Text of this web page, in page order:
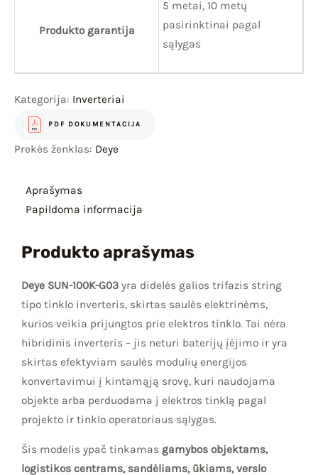
Produkto garantija
5 metai, 10 metų
pasirinktinai pagal
sąlygas
Kategorija: Inverteriai
PDF DOKUMENTACIJA
Prekės ženklas: Deye
Aprašymas
Papildoma informacija
Produkto aprašymas
Deye SUN-100K-G03 yra didelės galios trifazis string
tipo tinklo inverteris, skirtas saulės elektrinėms,
kurios veikia prijungtos prie elektros tinklo. Tai nėra
hibridinis inverteris – jis neturi baterijų įėjimo ir yra
skirtas efektyviam saulės modulių energijos
konvertavimui į kintamąją srovę, kuri naudojama
objekte arba perduodama į elektros tinklą pagal
projekto ir tinklo operatoriaus sąlygas.
Šis modelis ypač tinkamas gamybos objektams,
logistikos centrams, sandėliams, ūkiams, verslo